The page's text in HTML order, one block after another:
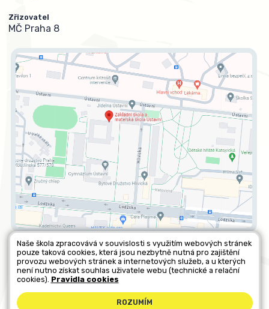
Zřizovatel
MČ Praha 8
Všechna práva vyhrazena. Copyright © 2026 |Mapa stránek
Kontakty|Přihlásit|Prohlášení o přístupnosti|Pravidla COOKIES
Naše škola zpracovává v souvislosti s využitím webových stránek
pouze taková cookies, která jsou nezbytně nutná pro zajištění
provozu webových stránek a internetových služeb, a u kterých
není nutno získat souhlas uživatele webu (technické a relační
cookies). Pravidla cookies
ROZUMÍM